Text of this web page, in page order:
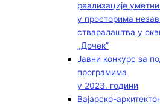
реализације
у просторима
стваралаштва у
„Дочек”
Јавни конкурс за
програмима
у 2023. години
Вајарско-